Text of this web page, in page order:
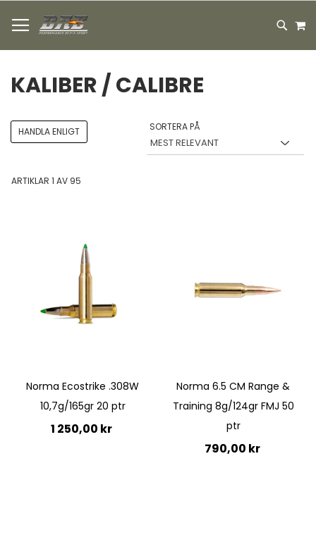
TILL
INNEHÅLLET
KALIBER / CALIBRE
ARTIKLAR 1 AV 95
SORTERA PÅ
Norma Ecostrike .308W
10,7g/165gr 20 ptr
1 250,00 kr
Norma 6.5 CM Range &
Training 8g/124gr FMJ 50
ptr
790,00 kr
HANDLA ENLIGT